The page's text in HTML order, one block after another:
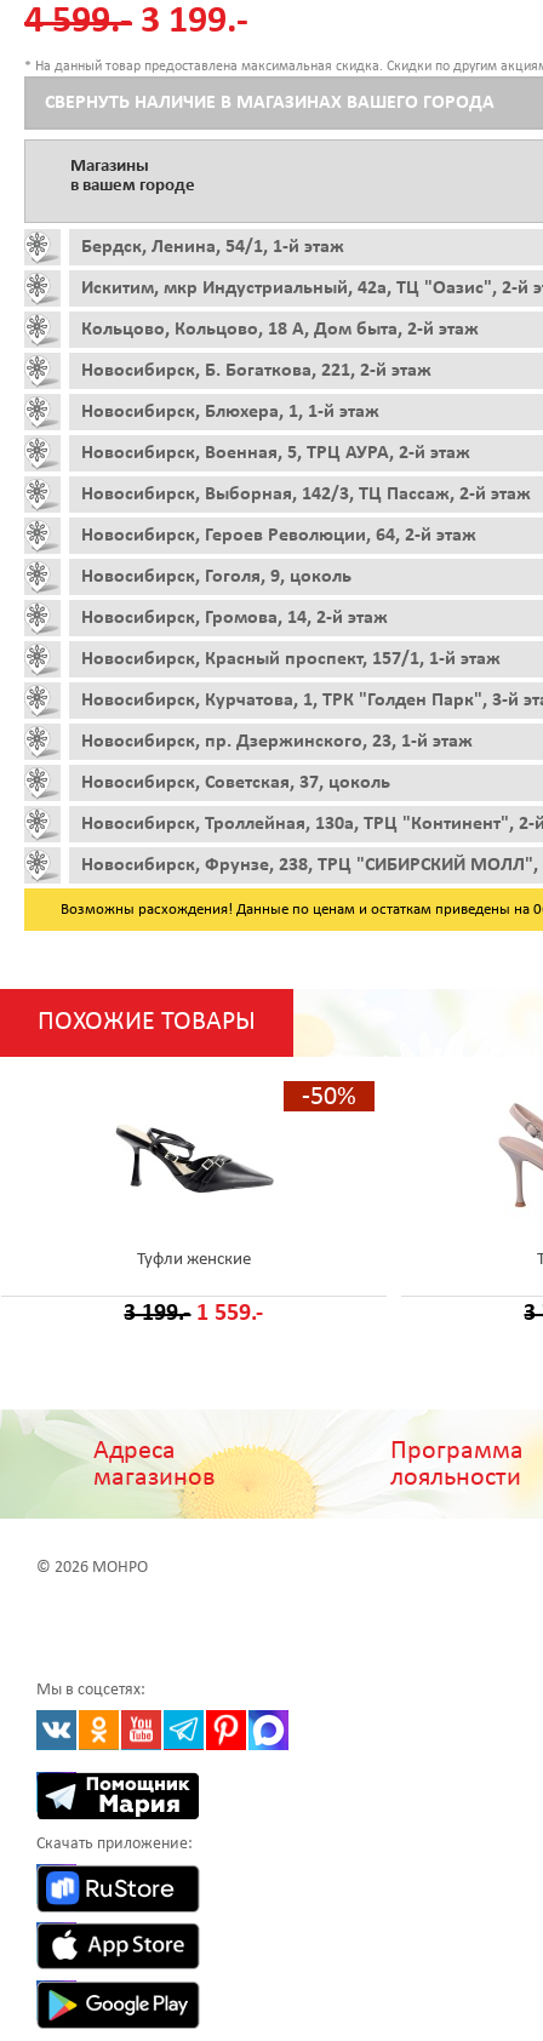
4 599.- 3 199.-
* На данный товар предоставлена максимальная скидка. Скидки по другим
СВЕРНУТЬ НАЛИЧИЕ В МАГАЗИНАХ ВАШЕГО ГОРОДА
Магазины
в вашем городе
Бердск, Ленина, 54/1, 1-й этаж
Искитим, мкр Индустриальный, 42а, ТЦ "Оазис", 2-й
Кольцово, Кольцово, 18 А, Дом быта, 2-й этаж
Новосибирск, Б. Богаткова, 221, 2-й этаж
Новосибирск, Блюхера, 1, 1-й этаж
Новосибирск, Военная, 5, ТРЦ АУРА, 2-й этаж
Новосибирск, Выборная, 142/3, ТЦ Пассаж, 2-й этаж
Новосибирск, Героев Революции, 64, 2-й этаж
Новосибирск, Гоголя, 9, цоколь
Новосибирск, Громова, 14, 2-й этаж
Новосибирск, Красный проспект, 157/1, 1-й этаж
Новосибирск, Курчатова, 1, ТРК "Голден Парк", 3-й
Новосибирск, пр. Дзержинского, 23, 1-й этаж
Новосибирск, Советская, 37, цоколь
Новосибирск, Троллейная, 130а, ТРЦ "Континент", 2-
Новосибирск, Фрунзе, 238, ТРЦ "СИБИРСКИЙ МОЛЛ",
Возможны расхождения! Данные по ценам и остаткам приведены на
ПОХОЖИЕ ТОВАРЫ
-50%
Туфли женские
3 199.- 1 559.- 3
Адреса
магазинов
Программа
лояльности
© 2026 МОНРО
Мы в соцсетях:
Скачать приложение: